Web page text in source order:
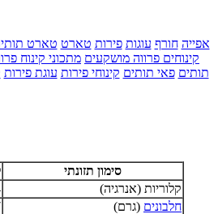
אפייה חורף עוגות פירות טארט טארט
קינוחים פרווה מושקעים מתכוני קינוח
תותים פאי תותים קינוחי פירות עוגת פירות
סימון תזונתי
קלוריות (אנרגיה)
חלבונים (גרם)